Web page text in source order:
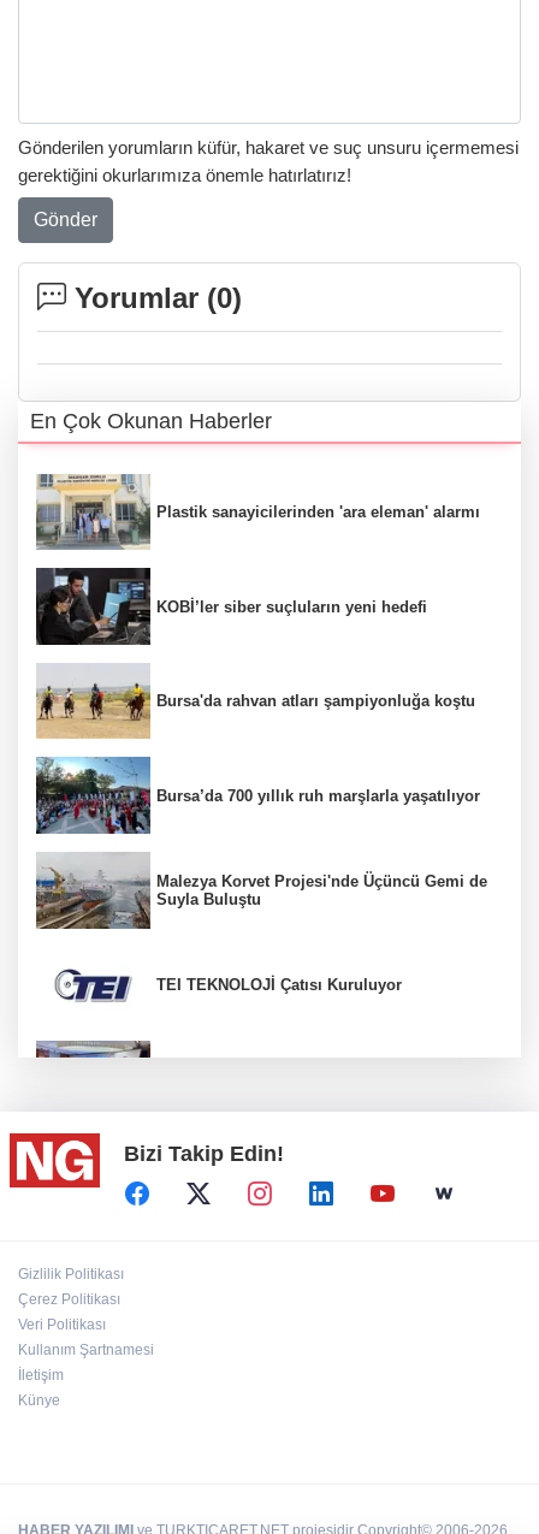
Gönderilen yorumların küfür, hakaret ve suç unsuru içermemesi
gerektiğini okurlarımıza önemle hatırlatırız!
Gönder
Yorumlar (0)
En Çok Okunan Haberler
Plastik sanayicilerinden 'ara eleman' alarmı
KOBİ’ler siber suçluların yeni hedefi
Bursa'da rahvan atları şampiyonluğa koştu
Bursa’da 700 yıllık ruh marşlarla yaşatılıyor
Malezya Korvet Projesi'nde Üçüncü Gemi de
Suyla Buluştu
TEI TEKNOLOJİ Çatısı Kuruluyor
Bizi Takip Edin!
Gizlilik Politikası
Çerez Politikası
Veri Politikası
Kullanım Şartnamesi
İletişim
Künye
HABER YAZILIMI ve TURKTICARET.NET projesidir Copyright© 2006-2026